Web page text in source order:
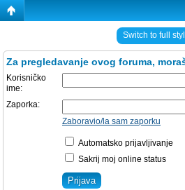
Switch to full
Za pregledavanje ovog foruma,
Korisničko
ime:
Zaporka:
Zaboravio/la sam zaporku
Automatsko prijavljivanje
Sakrij moj online status